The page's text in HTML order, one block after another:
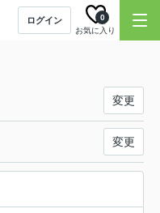
ログイン
お気に入り
0
変更
変更